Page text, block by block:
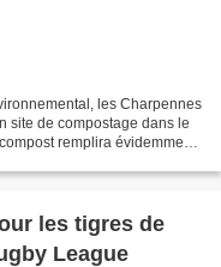
les Charpennes
site de compostage dans le
remplira évidemment
les tigres de
League